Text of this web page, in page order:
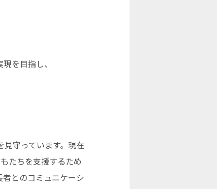
を目指し、
守っています。現在
たちを支援するため
とのコミュニケーシ